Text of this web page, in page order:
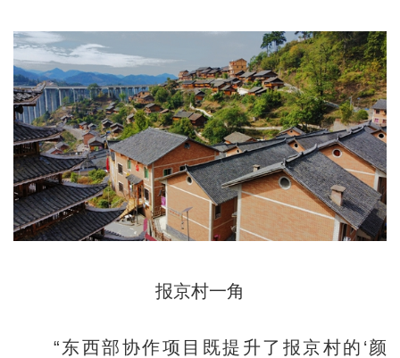
报京村一角
“东西部协作项目既提升了报京村的‘颜